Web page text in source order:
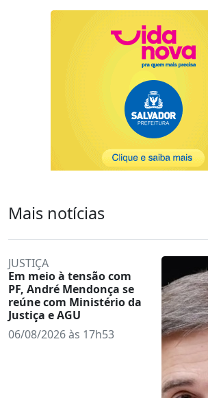
Mais notícias
JUSTIÇA
Em meio à tensão com
PF, André Mendonça se
reúne com Ministério da
Justiça e AGU
06/08/2026 às 17h53